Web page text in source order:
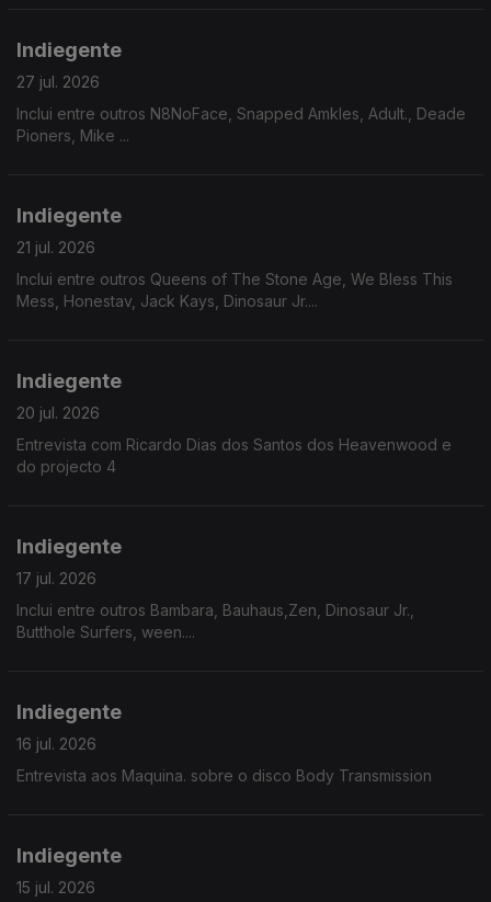
Indiegente
27 jul. 2026
Inclui entre outros N8NoFace, Snapped Amkles, Adult., Deade
Pioners, Mike ...
Indiegente
21 jul. 2026
Inclui entre outros Queens of The Stone Age, We Bless This
Mess, Honestav, Jack Kays, Dinosaur Jr....
Indiegente
20 jul. 2026
Entrevista com Ricardo Dias dos Santos dos Heavenwood e
do projecto 4
Indiegente
17 jul. 2026
Inclui entre outros Bambara, Bauhaus,Zen, Dinosaur Jr.,
Butthole Surfers, ween....
Indiegente
16 jul. 2026
Entrevista aos Maquina. sobre o disco Body Transmission
Indiegente
15 jul. 2026